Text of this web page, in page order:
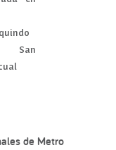
San
de Metro